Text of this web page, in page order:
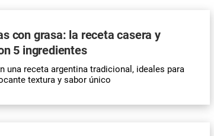
con grasa: la receta casera y
5 ingredientes
una receta argentina tradicional, ideales para
textura y sabor único